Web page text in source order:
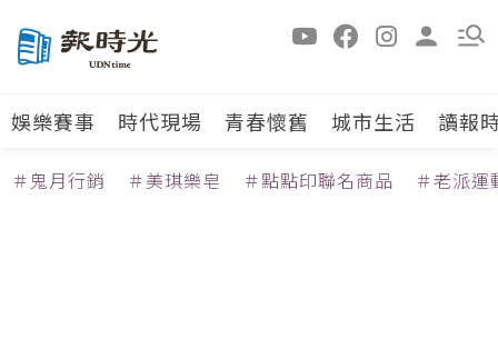
娛樂賽事 時代現場 青春懷舊 城市生活 讀報
＃鬼月行銷 ＃美琪樂皂 ＃點點印聯名商品 ＃老派運